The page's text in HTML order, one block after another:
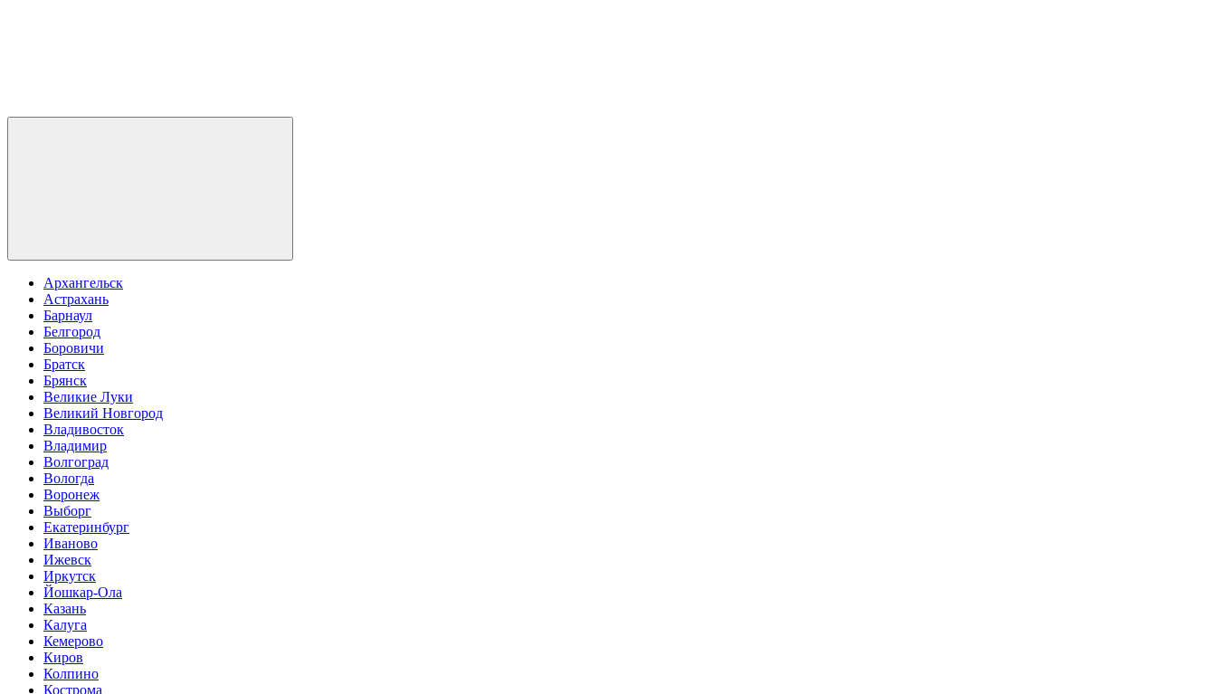
Архангельск
Астрахань
Барнаул
Белгород
Боровичи
Братск
Брянск
Великие Луки
Великий Новгород
Владивосток
Владимир
Волгоград
Вологда
Воронеж
Выборг
Екатеринбург
Иваново
Ижевск
Иркутск
Йошкар-Ола
Казань
Калуга
Кемерово
Киров
Колпино
Кострома